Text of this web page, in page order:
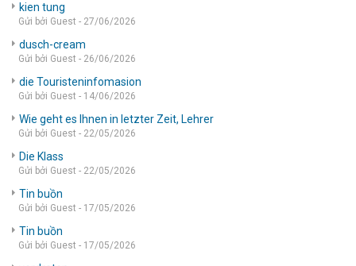
kien tung
Gửi bởi Guest - 27/06/2026
dusch-cream
Gửi bởi Guest - 26/06/2026
die Touristeninfomasion
Gửi bởi Guest - 14/06/2026
Wie geht es Ihnen in letzter Zeit, Lehrer
Gửi bởi Guest - 22/05/2026
Die Klass
Gửi bởi Guest - 22/05/2026
Tin buồn
Gửi bởi Guest - 17/05/2026
Tin buồn
Gửi bởi Guest - 17/05/2026